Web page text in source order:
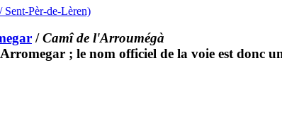
Sent-Pèr-de-Lèren)
/Camî de l'Arroumégà
; le nom officiel de la voie est donc